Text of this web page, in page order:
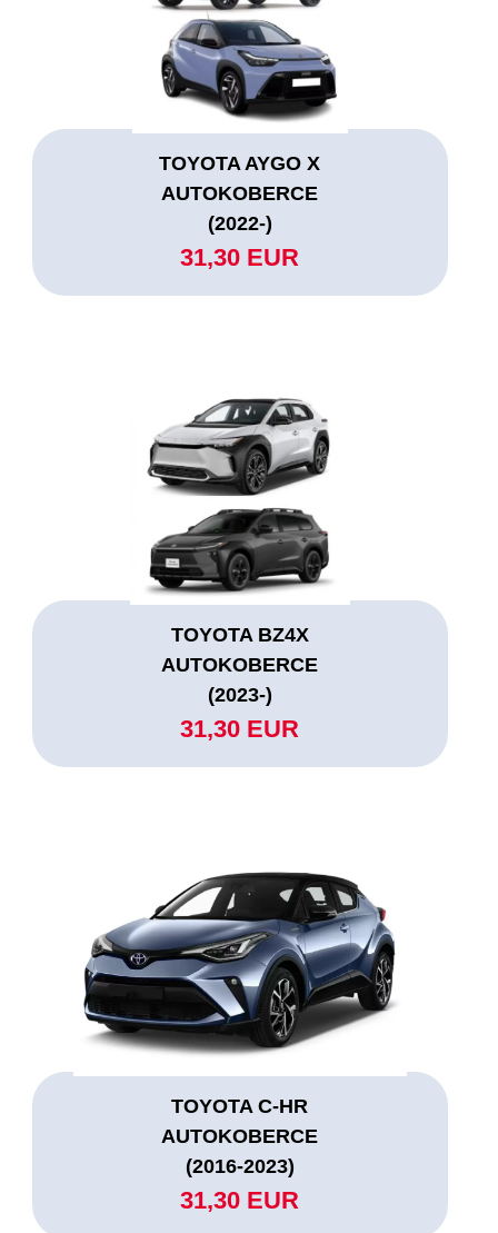
TOYOTA AYGO X
AUTOKOBERCE
(2022-)
31,30 EUR
TOYOTA BZ4X
AUTOKOBERCE
(2023-)
31,30 EUR
TOYOTA C-HR
AUTOKOBERCE
(2016-2023)
31,30 EUR